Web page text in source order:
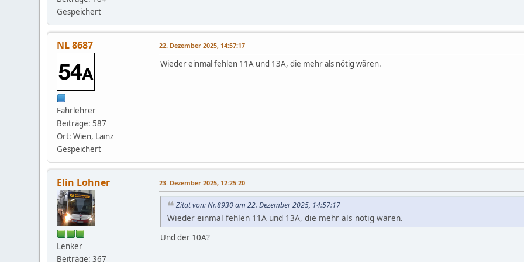
Gespeichert
NL 8687
Fahrlehrer
Beiträge: 587
Ort: Wien, Lainz
Gespeichert
22. Dezember 2025, 14:57:17
Wieder einmal fehlen 11A und 13A, die mehr als nötig wären.
Elin Lohner
Lenker
Beiträge: 367
23. Dezember 2025, 12:25:20
Zitat von: Nr.8930 am 22. Dezember 2025, 14:57:17
Wieder einmal fehlen 11A und 13A, die mehr als nötig wären.
Und der 10A?